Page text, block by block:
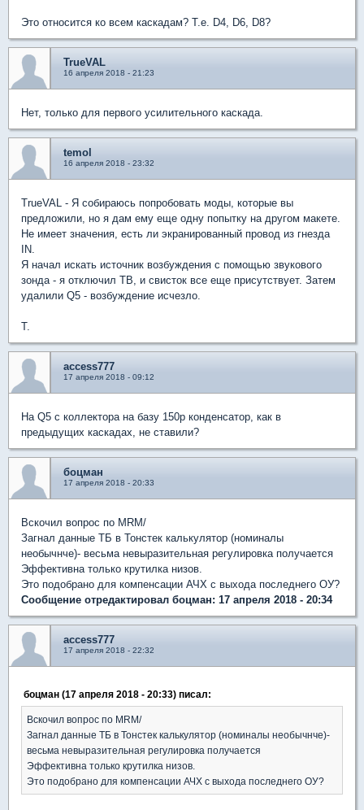
Это относится ко всем каскадам? Т.е. D4, D6, D8?
TrueVAL
16 апреля 2018 - 21:23
Нет, только для первого усилительного каскада.
temol
16 апреля 2018 - 23:32
TrueVAL - Я собираюсь попробовать моды, которые вы
предложили, но я дам ему еще одну попытку на другом макете.
Не имеет значения, есть ли экранированный провод из гнезда
IN.
Я начал искать источник возбуждения с помощью звукового
зонда - я отключил TB, и свисток все еще присутствует. Затем
удалили Q5 - возбуждение исчезло.
Т.
access777
17 апреля 2018 - 09:12
На Q5 с коллектора на базу 150p конденсатор, как в
предыдущих каскадах, не ставили?
боцман
17 апреля 2018 - 20:33
Вскочил вопрос по MRM/
Загнал данные ТБ в Тонстек калькулятор (номиналы
необычнче)- весьма невыразительная регулировка получается
Эффективна только крутилка низов.
Это подобрано для компенсации АЧХ с выхода последнего ОУ?
Сообщение отредактировал боцман: 17 апреля 2018 - 20:34
access777
17 апреля 2018 - 22:32
боцман (17 апреля 2018 - 20:33) писал:
Вскочил вопрос по MRM/
Загнал данные ТБ в Тонстек калькулятор (номиналы необычнче)-
весьма невыразительная регулировка получается
Эффективна только крутилка низов.
Это подобрано для компенсации АЧХ с выхода последнего ОУ?